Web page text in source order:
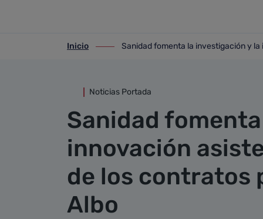
ir-a inicio
Inicio
ir-a Sanidad fomenta la investigación
Sanidad fomenta la investigación y
Noticias Portada
Sanidad
innovación
de los contratos
Albo